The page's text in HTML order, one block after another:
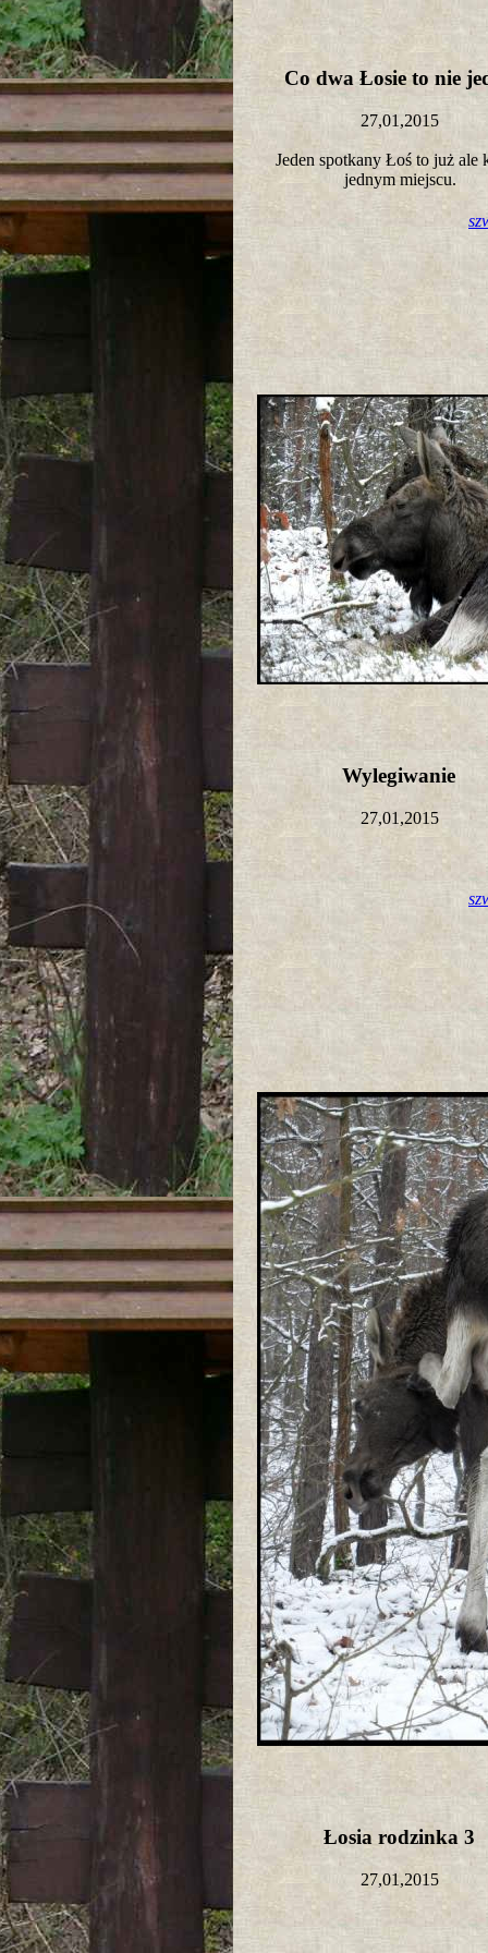
Co dwa Łosie to nie
27,01,2015
Jeden spotkany Łoś to już ale
jednym miejscu.
Wylegiwanie
27,01,2015
Łosia rodzinka 3
27,01,2015